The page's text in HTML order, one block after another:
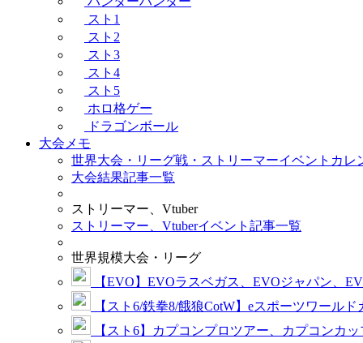
スト1
スト2
スト3
スト4
スト5
ホロ格ゲー
ドラゴンボール
大会メモ
世界大会・リーグ戦・ストリーマーイベントカレ
大会結果記事一覧
ストリーマー、Vtuber
ストリーマー、Vtuberイベント記事一覧
世界規模大会・リーグ
【EVO】EVOラスベガス、EVOジャパン、
【スト6/鉄拳8/餓狼CotW】eスポーツワールド
【スト6】カプコンプロツアー、カプコンカッ